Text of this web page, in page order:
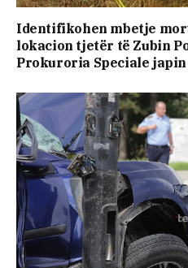
Identifikohen mbetje
lokacion tjetër të Zubin
Prokuroria Speciale